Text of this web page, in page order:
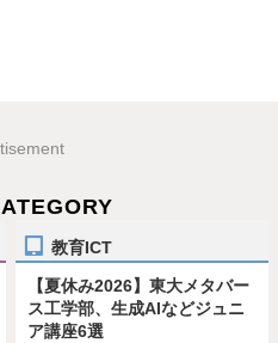
教育ICT
【夏休み2026】東大メタバー
ス工学部、生成AIなどジュニ
ア講座6選